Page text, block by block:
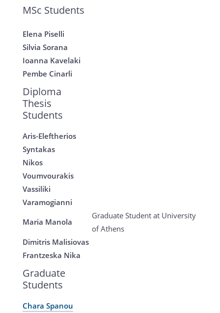
MSc Students
Elena Piselli
Silvia Sorana
Ioanna Kavelaki
Pembe Cinarli
Diploma
Thesis
Students
Aris-Eleftherios
Syntakas
Nikos
Voumvourakis
Vassiliki
Varamogianni
Maria Manola
Graduate Student at University
of Athens
Dimitris Malisiovas
Frantzeska Nika
Graduate
Students
Chara Spanou